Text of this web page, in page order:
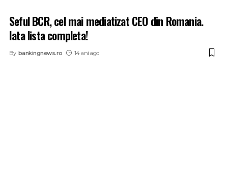
Seful BCR, cel mai mediatizat CEO din Romania.
Iata lista completa!
By bankingnews.ro 14 ani ago